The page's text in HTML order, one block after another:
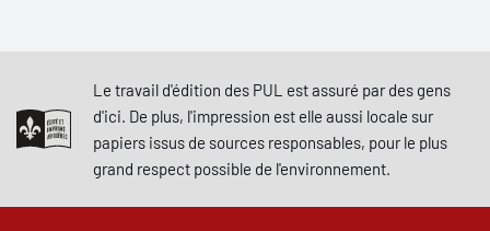
Le travail d'édition des PUL est assuré par des gens
d'ici. De plus, l'impression est elle aussi locale sur
papiers issus de sources responsables, pour le plus
grand respect possible de l'environnement.